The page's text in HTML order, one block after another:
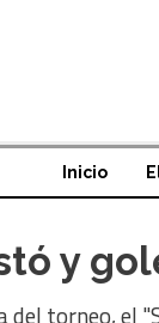
Inicio
y
del torneo, el